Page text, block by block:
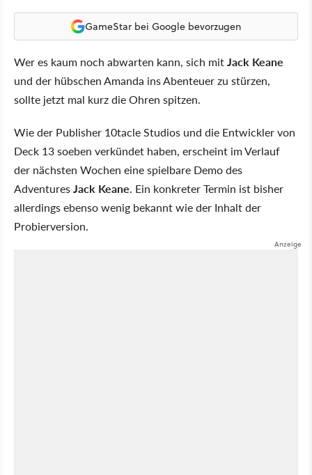
GameStar bei Google bevorzugen
Wer es kaum noch abwarten kann, sich mitJack Keane
und der hübschen Amanda ins Abenteuer zu stürzen,
sollte jetzt mal kurz die Ohren spitzen.
Wie der Publisher 10tacle Studios und die Entwickler von
Deck 13 soeben verkündet haben, erscheint im Verlauf
der nächsten Wochen eine spielbare Demo des
AdventuresJack Keane. Ein konkreter Termin ist bisher
allerdings ebenso wenig bekannt wie der Inhalt der
Probierversion.